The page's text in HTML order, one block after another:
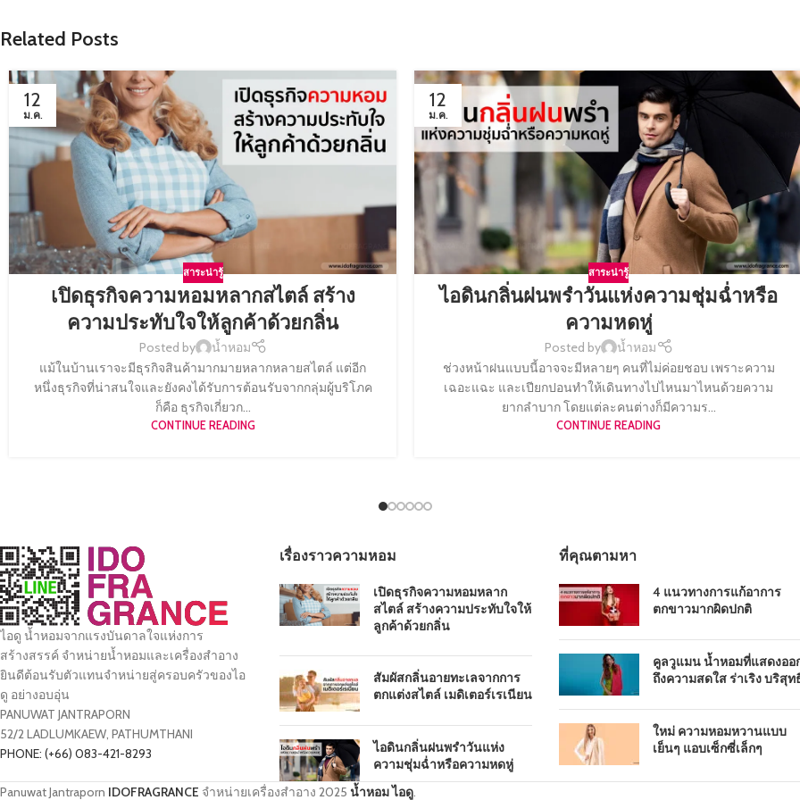
Related Posts
12
ม.ค.
สาระน่ารู้
เปิดธุรกิจความหอมหลากสไตล์ สร้าง
ความประทับใจให้ลูกค้าด้วยกลิ่น
Posted by
น้ำหอม
แม้ในบ้านเราจะมีธุรกิจสินค้ามากมายหลากหลายสไตล์ แต่อีก
หนึ่งธุรกิจที่น่าสนใจและยังคงได้รับการต้อนรับจากกลุ่มผู้บริโภค
ก็คือ ธุรกิจเกี่ยวก...
CONTINUE READING
12
ม.ค.
สาระน่ารู้
ไอดินกลิ่นฝนพรำวันแห่งความชุ่มฉ่ำหรือ
ความหดหู่
Posted by
น้ำหอม
ช่วงหน้าฝนแบบนี้อาจจะมีหลายๆ คนที่ไม่ค่อยชอบ เพราะความ
เฉอะแฉะ และเปียกปอนทำให้เดินทางไปไหนมาไหนด้วยความ
ยากลำบาก โดยแต่ละคนต่างก็มีความร...
CONTINUE READING
ไอดู น้ำหอมจากแรงบันดาลใจแห่งการ
สร้างสรรค์ จำหน่ายน้ำหอมและเครื่องสำอาง
ยินดีต้อนรับตัวแทนจำหน่ายสู่ครอบครัวของไอ
ดู อย่างอบอุ่น
PANUWAT JANTRAPORN
52/2 LADLUMKAEW, PATHUMTHANI
PHONE: (+66) 083-421-8293
เรื่องราวความหอม
เปิดธุรกิจความหอมหลาก
สไตล์ สร้างความประทับใจให้
ลูกค้าด้วยกลิ่น
สัมผัสกลิ่นอายทะเลจากการ
ตกแต่งสไตล์ เมดิเตอร์เรเนียน
ไอดินกลิ่นฝนพรำวันแห่ง
ความชุ่มฉ่ำหรือความหดหู่
ที่คุณตามหา
4 แนวทางการแก้อาการ
ตกขาวมากผิดปกติ
คูลวูแมน น้ำหอมที่แสดงออ
ถึงความสดใส ร่าเริง บริสุท
ใหม่ ความหอมหวานแบบ
เย็นๆ แอบเซ็กซี่เล็กๆ
Panuwat Jantraporn IDOFRAGRANCE จำหน่ายเครื่องสำอาง 2025 น้ำหอม ไอดู.